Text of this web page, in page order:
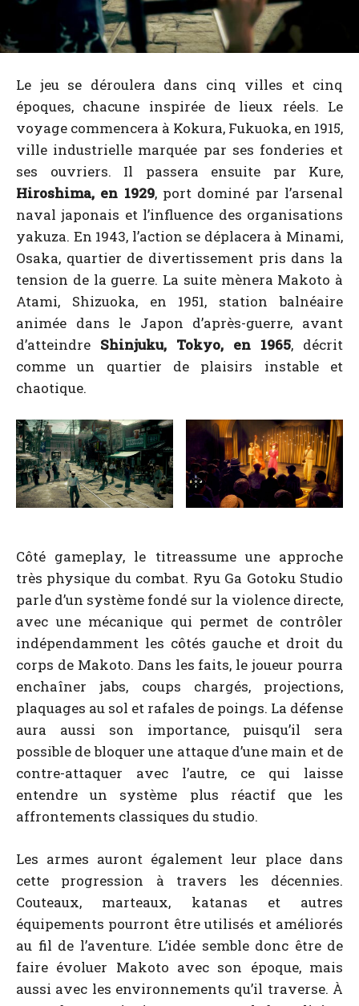
Le jeu se déroulera dans cinq villes et cinq
époques, chacune inspirée de lieux réels. Le
voyage commencera à Kokura, Fukuoka, en 1915,
ville industrielle marquée par ses fonderies et
ses ouvriers. Il passera ensuite par Kure,
Hiroshima, en 1929, port dominé par l’arsenal
naval japonais et l’influence des organisations
yakuza. En 1943, l’action se déplacera à Minami,
Osaka, quartier de divertissement pris dans la
tension de la guerre. La suite mènera Makoto à
Atami, Shizuoka, en 1951, station balnéaire
animée dans le Japon d’après-guerre, avant
d’atteindre Shinjuku, Tokyo, en 1965, décrit
comme un quartier de plaisirs instable et
chaotique.
Côté gameplay, le titreassume une approche
très physique du combat. Ryu Ga Gotoku Studio
parle d’un système fondé sur la violence directe,
avec une mécanique qui permet de contrôler
indépendamment les côtés gauche et droit du
corps de Makoto. Dans les faits, le joueur pourra
enchaîner jabs, coups chargés, projections,
plaquages au sol et rafales de poings. La défense
aura aussi son importance, puisqu’il sera
possible de bloquer une attaque d’une main et de
contre-attaquer avec l’autre, ce qui laisse
entendre un système plus réactif que les
affrontements classiques du studio.
Les armes auront également leur place dans
cette progression à travers les décennies.
Couteaux, marteaux, katanas et autres
équipements pourront être utilisés et améliorés
au fil de l’aventure. L’idée semble donc être de
faire évoluer Makoto avec son époque, mais
aussi avec les environnements qu’il traverse. À